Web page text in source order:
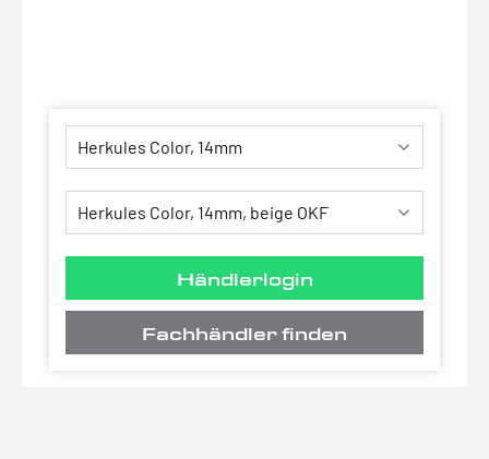
Händlerlogin
Fachhändler finden